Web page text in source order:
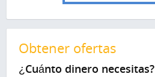
Obtener ofertas
¿Cuánto dinero necesitas?